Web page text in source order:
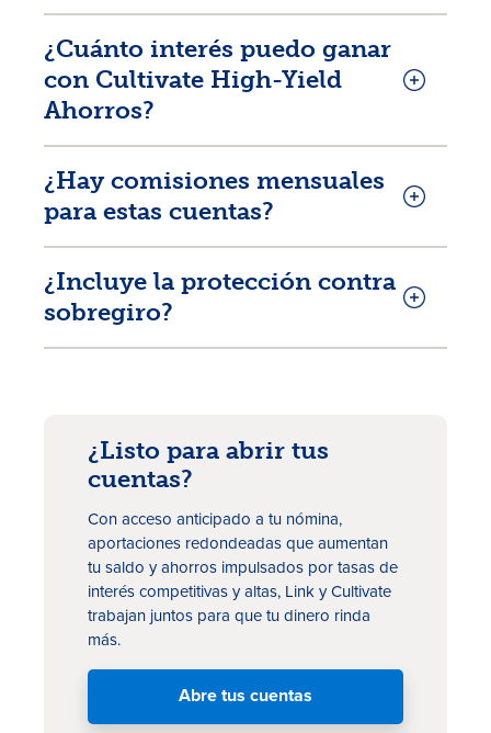
¿Cuánto interés puedo ganar
con Cultivate High-Yield
Ahorros?
¿Hay comisiones mensuales
para estas cuentas?
¿Incluye la protección contra
sobregiro?
¿Listo para abrir tus
cuentas?
Con acceso anticipado a tu nómina,
aportaciones redondeadas que aumentan
tu saldo y ahorros impulsados por tasas de
interés competitivas y altas, Link y Cultivate
trabajan juntos para que tu dinero rinda
más.
Abre tus cuentas